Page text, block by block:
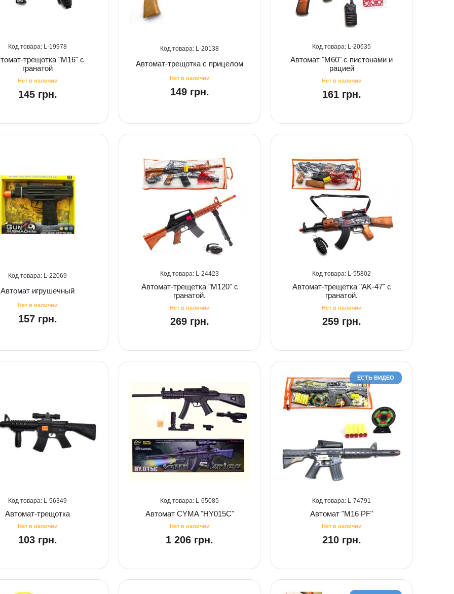
19978
трещотка "M16" с
гранатой
145 грн.
20138
Автомат-трещотка с прицелом
149 грн.
20635
Автомат "M60" с пистонами и
рацией
161 грн.
22069
Автомат игрушечный
157 грн.
24423
Автомат-трещетка "М120" с
гранатой.
269 грн.
55802
Автомат-трещетка "AK-47" с
гранатой.
259 грн.
56349
Автомат-трещотка
103 грн.
65085
Автомат CYMA "HY015C"
1 206 грн.
ЕСТЬ ВИДЕО
74791
Автомат "М16 PF"
210 грн.